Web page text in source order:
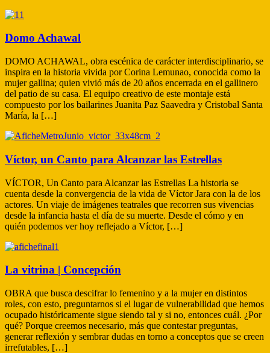
Domo Achawal
DOMO ACHAWAL, obra escénica de carácter interdisciplinario, se
inspira en la historia vivida por Corina Lemunao, conocida como la
mujer gallina; quien vivió más de 20 años encerrada en el gallinero
del patio de su casa. El equipo creativo de este montaje está
compuesto por los bailarines Juanita Paz Saavedra y Cristobal Santa
María, la […]
Víctor, un Canto para Alcanzar las Estrellas
VÍCTOR, Un Canto para Alcanzar las Estrellas La historia se
cuenta desde la convergencia de la vida de Víctor Jara con la de los
actores. Un viaje de imágenes teatrales que recorren sus vivencias
desde la infancia hasta el día de su muerte. Desde el cómo y en
quién podemos ver hoy reflejado a Víctor, […]
La vitrina | Concepción
OBRA que busca descifrar lo femenino y a la mujer en distintos
roles, con esto, preguntarnos si el lugar de vulnerabilidad que hemos
ocupado históricamente sigue siendo tal y si no, entonces cuál. ¿Por
qué? Porque creemos necesario, más que contestar preguntas,
generar reflexión y sembrar dudas en torno a conceptos que se creen
irrefutables, […]